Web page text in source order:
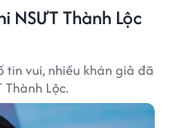
NSƯT Thành Lộc
vui, nhiều khán giả đã
Lộc.